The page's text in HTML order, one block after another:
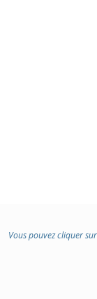
Vous pouvez cliquer